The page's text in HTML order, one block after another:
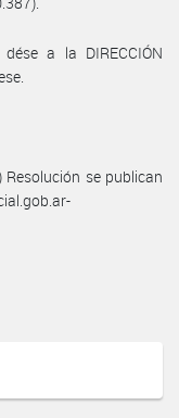
dése a la DIRECCIÓN
se publican